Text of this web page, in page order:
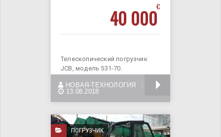
€
40 000
Телескопический погрузчик
JCB, модель 531-70.
общий вес
НОВАЯ-ТЕХНОЛОГИЯ
13.08.2018
ПОГРУЗЧИК